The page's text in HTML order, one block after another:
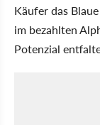
Käufer das
im bezahlten
Potenzial